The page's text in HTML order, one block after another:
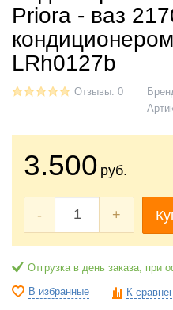
Priora - ваз
LRh0127b
Отзывы: 0
3.500 руб.
- +
Отгрузка в день заказа, при
В избранные К